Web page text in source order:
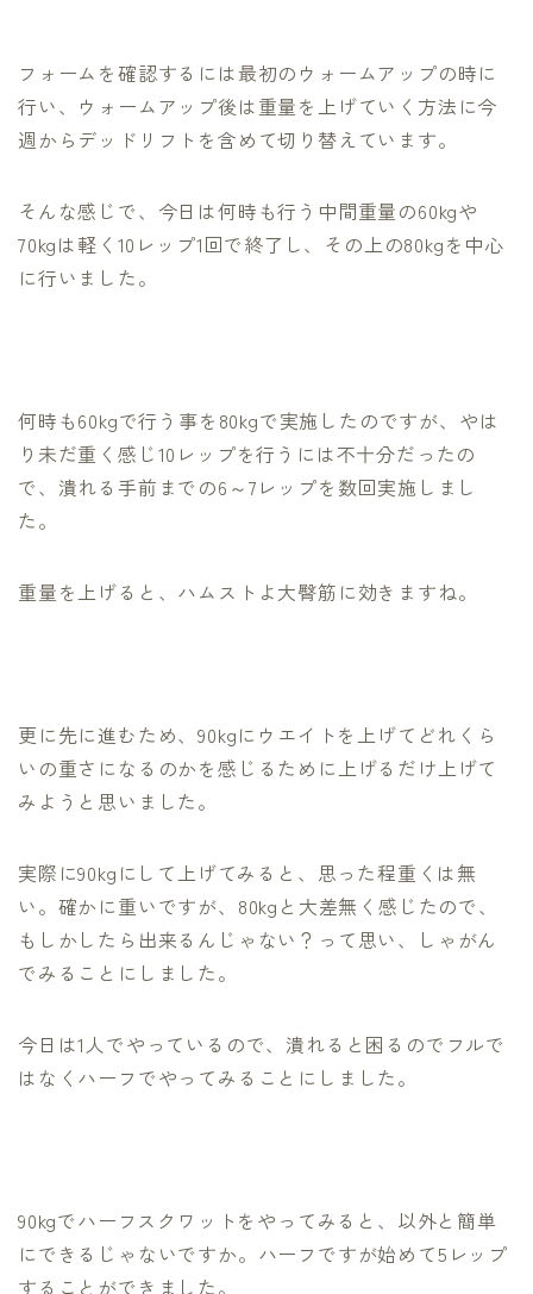
フォームを確認するには最初のウォームアップの時に
行い、ウォームアップ後は重量を上げていく方法に今
週からデッドリフトを含めて切り替えています。
そんな感じで、今日は何時も行う中間重量の60kgや
70kgは軽く10レップ1回で終了し、その上の80kgを中心
に行いました。
何時も60kgで行う事を80kgで実施したのですが、やは
り未だ重く感じ10レップを行うには不十分だったの
で、潰れる手前までの6～7レップを数回実施しまし
た。
重量を上げると、ハムストよ大臀筋に効きますね。
更に先に進むため、90kgにウエイトを上げてどれくら
いの重さになるのかを感じるために上げるだけ上げて
みようと思いました。
実際に90kgにして上げてみると、思った程重くは無
い。確かに重いですが、80kgと大差無く感じたので、
もしかしたら出来るんじゃない？って思い、しゃがん
でみることにしました。
今日は1人でやっているので、潰れると困るのでフルで
はなくハーフでやってみることにしました。
90kgでハーフスクワットをやってみると、以外と簡単
にできるじゃないですか。ハーフですが始めて5レップ
することができました。